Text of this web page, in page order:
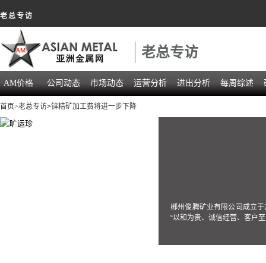
老总专访
老总专访
AM价格 公司动态 市场动态 运营分析 进出分析 每周综述
首页>老总专访>锌精矿加工费将进一步下降
郴州俊腾矿业有限公司成立
“以和为贵、诚信经营、客户